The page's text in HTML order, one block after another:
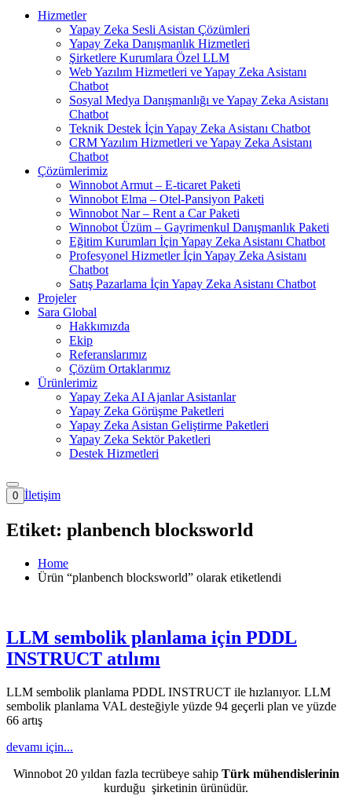
Hizmetler
Yapay Zeka Sesli Asistan Çözümleri
Yapay Zeka Danışmanlık Hizmetleri
Şirketlere Kurumlara Özel LLM
Web Yazılım Hizmetleri ve Yapay Zeka Asistanı
Chatbot
Sosyal Medya Danışmanlığı ve Yapay Zeka Asistanı
Chatbot
Teknik Destek İçin Yapay Zeka Asistanı Chatbot
CRM Yazılım Hizmetleri ve Yapay Zeka Asistanı
Chatbot
Çözümlerimiz
Winnobot Armut – E-ticaret Paketi
Winnobot Elma – Otel-Pansiyon Paketi
Winnobot Nar – Rent a Car Paketi
Winnobot Üzüm – Gayrimenkul Danışmanlık Paketi
Eğitim Kurumları İçin Yapay Zeka Asistanı Chatbot
Profesyonel Hizmetler İçin Yapay Zeka Asistanı
Chatbot
Satış Pazarlama İçin Yapay Zeka Asistanı Chatbot
Projeler
Sara Global
Hakkımızda
Ekip
Referanslarımız
Çözüm Ortaklarımız
Ürünlerimiz
Yapay Zeka AI Ajanlar Asistanlar
Yapay Zeka Görüşme Paketleri
Yapay Zeka Asistan Geliştirme Paketleri
Yapay Zeka Sektör Paketleri
Destek Hizmetleri
0 İletişim
Etiket: planbench blocksworld
Home
Ürün “planbench blocksworld” olarak etiketlendi
LLM sembolik planlama için PDDL
INSTRUCT atılımı
LLM sembolik planlama PDDL INSTRUCT ile hızlanıyor. LLM
sembolik planlama VAL desteğiyle yüzde 94 geçerli plan ve yüzde
66 artış
devamı için...
Winnobot 20 yıldan fazla tecrübeye sahip Türk mühendislerinin
kurduğu şirketinin ürünüdür.